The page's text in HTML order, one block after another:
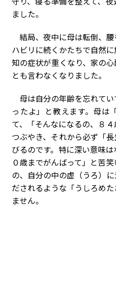
ました。
結局、夜中に母は転倒、
ハビリに続くかたちで自然
知の症状が重くなり、家の心
とも言わなくなりました。
母は自分の年齢を忘れて
ったよ」と教えます。母は
て、「そんなになるの、８
つぶやき、それから必ず「
びるのです。特に深い意味
０歳までがんばって」と苦
の、自分の中の虚（うろ）
だされるような「うしろめ
ません。